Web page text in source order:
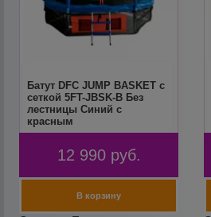
Батут DFC JUMP BASKET с
сеткой 5FT-JBSK-B Без
лестницы Синий с
красным
12 990 руб.